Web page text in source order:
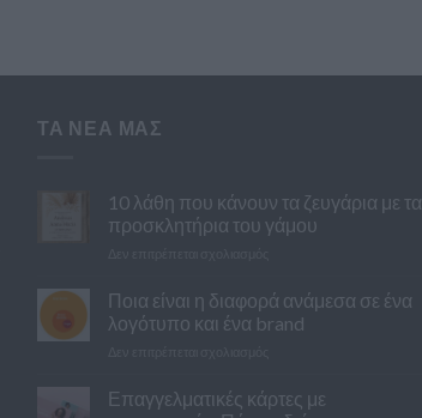
ΤΑ ΝΕΑ ΜΑΣ
10 λάθη που κάνουν τα ζευγάρια με τα
προσκλητήρια του γάμου
λάθη
που
κάνουν
με
τα
Ποια είναι η διαφορά ανάμεσα σε ένα
λογότυπο και ένα brand
η
Επαγγελματικές κάρτες με